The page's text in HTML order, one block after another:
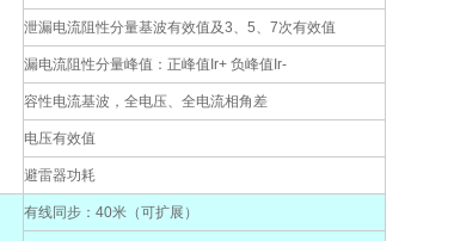
泄漏电流阻性分量基波有效值及3、5、7次有效值
漏电流阻性分量峰值：正峰值Ir+ 负峰值Ir-
容性电流基波，全电压、全电流相角差
电压有效值
避雷器功耗
有线同步：40米（可扩展）